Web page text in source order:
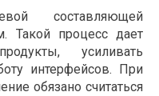
составляющей
Такой процесс дает
усиливать
интерфейсов. При
обязано считаться